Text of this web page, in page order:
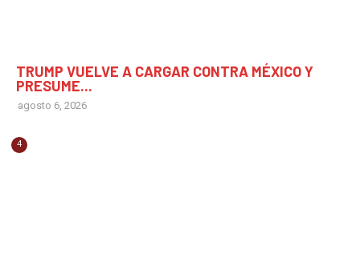
TRUMP VUELVE A CARGAR CONTRA MÉXICO Y
PRESUME...
agosto 6, 2026
4